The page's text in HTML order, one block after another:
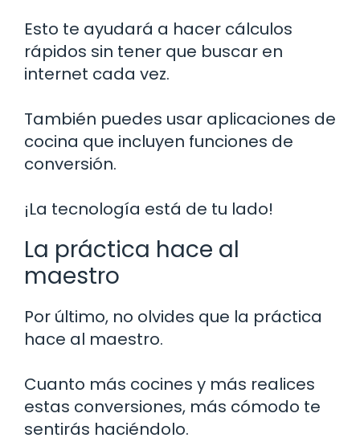
Esto te ayudará a hacer cálculos
rápidos sin tener que buscar en
internet cada vez.
También puedes usar aplicaciones de
cocina que incluyen funciones de
conversión.
¡La tecnología está de tu lado!
La práctica hace al
maestro
Por último, no olvides que la práctica
hace al maestro.
Cuanto más cocines y más realices
estas conversiones, más cómodo te
sentirás haciéndolo.